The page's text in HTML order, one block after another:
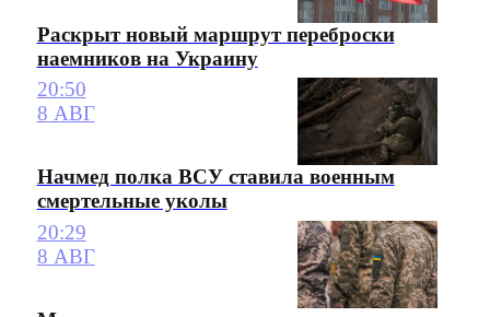
Раскрыт новый маршрут переброски
наемников на Украину
20:50
8 АВГ
Начмед полка ВСУ ставила военным
смертельные уколы
20:29
8 АВГ